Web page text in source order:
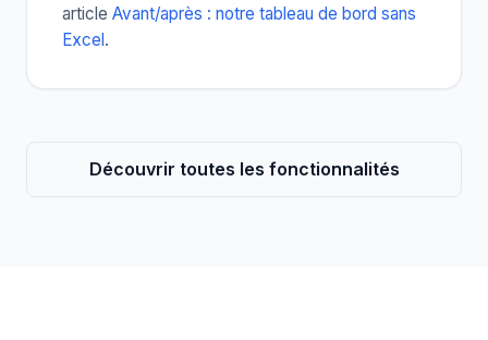
article Avant/après : notre tableau de bord sans
Excel .
Découvrir toutes les fonctionnalités